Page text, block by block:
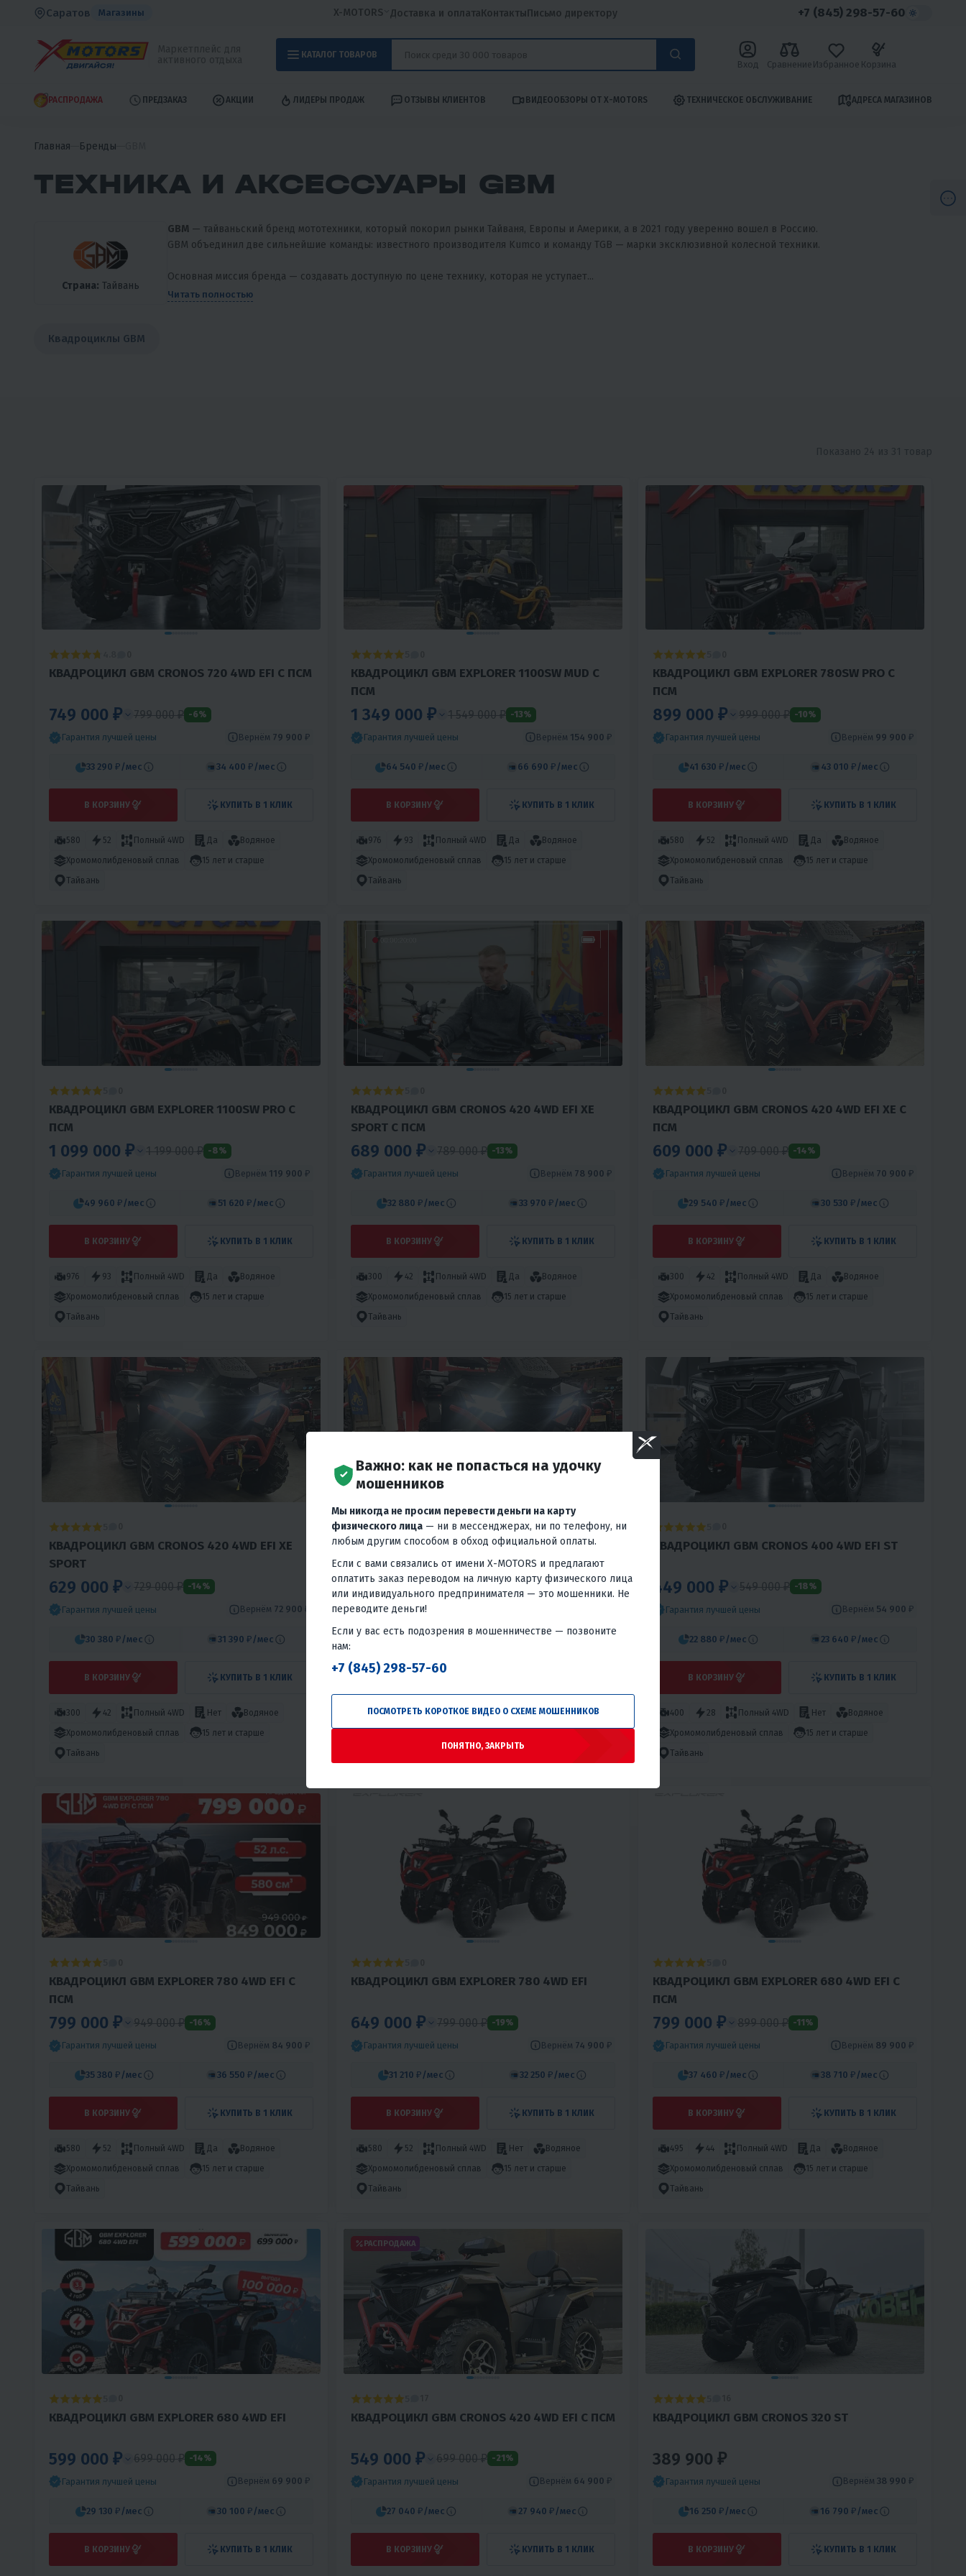
Саратов Магазины X-MOTORS Доставка и оплатаКонтактыПисьмо директору +7 (845) 298-57-60
КАТАЛОГ ТОВАРОВ
Вход Сравнение Избранное Корзина
РАСПРОДАЖА ПРЕДЗАКАЗ АКЦИИ ЛИДЕРЫ ПРОДАЖ ОТЗЫВЫ КЛИЕНТОВ ВИДЕООБЗОРЫ ОТ X-MOTORS ТЕХНИЧЕСКОЕ ОБСЛУЖИВАНИЕ АДРЕСА МАГАЗИНОВ
Главная Бренды
ТЕХНИКА И АКСЕССУАРЫ GBM
Страна: Тайвань
GBM — тайваньский бренд мототехники, который покорил рынки Тайваня, Европы и Америки, а в 2021 году уверенно вошел в Россию.
GBM объединил две сильнейшие команды: известного производителя Kumco и команду TGB — марки эксклюзивной колесной техники.
Основная миссия бренда — создавать доступную по цене технику, которая не уступает...
Читать полностью
Квадроциклы GBM
КВАДРОЦИКЛ GBM CRONOS 720 4WD EFI С ПСМ
749 000 ₽ 799 000 ₽ -6%
Гарантия лучшей цены Вернём 79 900 ₽
33 290 ₽ /мес 34 400 ₽ /мес
В КОРЗИНУ КУПИТЬ В 1 КЛИК
580 52 Полный 4WD Да
Водяное
Хромомолибденовый сплав
15 лет и старше
Тайвань
КВАДРОЦИКЛ GBM EXPLORER 1100SW MUD С
ПСМ
1 349 000 ₽ 1 549 000 ₽ -13%
Гарантия лучшей цены Вернём 154 900 ₽
64 540 ₽ /мес 66 690 ₽ /мес
В КОРЗИНУ КУПИТЬ В 1 КЛИК
976 93 Полный 4WD Да
Водяное
Хромомолибденовый сплав
15 лет и старше
Тайвань
КВАДРОЦИКЛ GBM EXPLORER 780SW PRO С
ПСМ
899 000 ₽ 999 000 ₽ -10%
Гарантия лучшей цены Вернём 99 900 ₽
41 630 ₽ /мес 43 010 ₽ /мес
В КОРЗИНУ КУПИТЬ В 1 КЛИК
580 52 Полный 4WD Да
Водяное
Хромомолибденовый сплав
15 лет и старше
Тайвань
КВАДРОЦИКЛ GBM EXPLORER 1100SW PRO С
ПСМ
1 099 000 ₽ 1 199 000 ₽ -8%
Гарантия лучшей цены Вернём 119 900 ₽
49 960 ₽ /мес 51 620 ₽ /мес
В КОРЗИНУ КУПИТЬ В 1 КЛИК
976 93 Полный 4WD Да
Водяное
Хромомолибденовый сплав
15 лет и старше
Тайвань
КВАДРОЦИКЛ GBM CRONOS 420 4WD EFI XE
SPORT С ПСМ
689 000 ₽ 789 000 ₽ -13%
Гарантия лучшей цены Вернём 78 900 ₽
32 880 ₽ /мес 33 970 ₽ /мес
В КОРЗИНУ КУПИТЬ В 1 КЛИК
300 42 Полный 4WD Да
Водяное
Хромомолибденовый сплав
15 лет и старше
Тайвань
Player
is
loading.
КВАДРОЦИКЛ GBM CRONOS 420 4WD EFI XE С
ПСМ
609 000 ₽ 709 000 ₽ -14%
Гарантия лучшей цены Вернём 70 900 ₽
29 540 ₽ /мес 30 530 ₽ /мес
В КОРЗИНУ КУПИТЬ В 1 КЛИК
300 42 Полный 4WD Да
Водяное
Хромомолибденовый сплав
15 лет и старше
Тайвань
КВАДРОЦИКЛ GBM CRONOS 420 4WD EFI XE
SPORT
629 000 ₽ 729 000 ₽ -14%
Гарантия лучшей цены Вернём 72 900 ₽
30 380 ₽ /мес 31 390 ₽ /мес
В КОРЗИНУ КУПИТЬ В 1 КЛИК
300 42 Полный 4WD Нет
Водяное
Хромомолибденовый сплав
15 лет и старше
Тайвань
5 0
КВАДРОЦИКЛ GBM CRONOS 420 4WD EFI XE
549 000 ₽ 649 000 ₽ -15%
Гарантия лучшей цены
27 040 ₽/мес
300 42 Полный 4WD Нет
Водяное
КВАДРОЦИКЛ GBM CRONOS 400 4WD EFI ST
449 000 ₽ 549 000 ₽ -18%
Гарантия лучшей цены Вернём 54 900 ₽
22 880 ₽ /мес 23 640 ₽ /мес
В КОРЗИНУ КУПИТЬ В 1 КЛИК
400 28 Полный 4WD Нет
Водяное
Хромомолибденовый сплав
15 лет и старше
Тайвань
КВАДРОЦИКЛ GBM EXPLORER 780 4WD EFI С
ПСМ
799 000 ₽ 949 000 ₽ -16%
Гарантия лучшей цены Вернём 84 900 ₽
35 380 ₽ /мес 36 550 ₽ /мес
В КОРЗИНУ КУПИТЬ В 1 КЛИК
580 52 Полный 4WD Да
Водяное
Хромомолибденовый сплав
15 лет и старше
Тайвань
КВАДРОЦИКЛ GBM EXPLORER 780 4WD EFI
649 000 ₽ 799 000 ₽ -19%
Гарантия лучшей цены Вернём 74 900 ₽
31 210 ₽ /мес 32 250 ₽ /мес
В КОРЗИНУ КУПИТЬ В 1 КЛИК
580 52 Полный 4WD Нет
Водяное
Хромомолибденовый сплав
15 лет и старше
Тайвань
КВАДРОЦИКЛ GBM EXPLORER 680 4WD EFI С
ПСМ
799 000 ₽ 899 000 ₽ -11%
Гарантия лучшей цены Вернём 89 900 ₽
37 460 ₽ /мес 38 710 ₽ /мес
В КОРЗИНУ КУПИТЬ В 1 КЛИК
495 44 Полный 4WD Да
Водяное
Хромомолибденовый сплав
15 лет и старше
Тайвань
КВАДРОЦИКЛ GBM EXPLORER 680 4WD EFI
599 000 ₽ 699 000 ₽ -14%
Гарантия лучшей цены Вернём 69 900 ₽
29 130 ₽ /мес 30 100 ₽ /мес
В КОРЗИНУ КУПИТЬ В 1 КЛИК
РАСПРОДАЖА
КВАДРОЦИКЛ GBM CRONOS 420 4WD EFI С ПСМ
549 000 ₽ 699 000 ₽ -21%
Гарантия лучшей цены Вернём 64 900 ₽
27 040 ₽ /мес 27 940 ₽ /мес
В КОРЗИНУ КУПИТЬ В 1 КЛИК
КВАДРОЦИКЛ GBM CRONOS 320 ST
389 900 ₽
Гарантия лучшей цены Вернём 38 990 ₽
16 250 ₽ /мес 16 790 ₽ /мес
В КОРЗИНУ КУПИТЬ В 1 КЛИК
Важно: как не попасться на удочку
мошенников
Мы никогда не просим перевести деньги на карту
физического лица — ни в мессенджерах, ни по телефону, ни
любым другим способом в обход официальной оплаты.
Если с вами связались от имени X-MOTORS и предлагают
оплатить заказ переводом на личную карту физического лица
или индивидуального предпринимателя — это мошенники. Не
переводите деньги!
Если у вас есть подозрения в мошенничестве — позвоните
нам:
+7 (845) 298-57-60
ПОСМОТРЕТЬ КОРОТКОЕ ВИДЕО О СХЕМЕ МОШЕННИКОВ
ПОНЯТНО, ЗАКРЫТЬ